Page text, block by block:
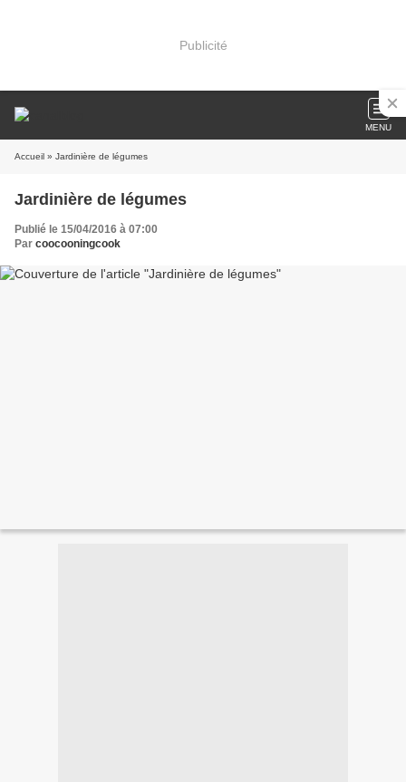
Publicité
MENU
Accueil » Jardinière de légumes
Jardinière de légumes
Publié le 15/04/2016 à 07:00
Par coocooningcook